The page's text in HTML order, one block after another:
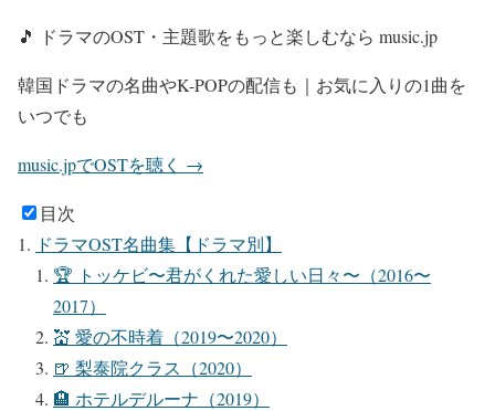
🎵 ドラマのOST・主題歌をもっと楽しむなら music.jp
韓国ドラマの名曲やK-POPの配信も｜お気に入りの1曲を
いつでも
music.jpでOSTを聴く →
目次
ドラマOST名曲集【ドラマ別】
🏆 トッケビ〜君がくれた愛しい日々〜（2016〜
2017）
💒 愛の不時着（2019〜2020）
🍺 梨泰院クラス（2020）
🏨 ホテルデルーナ（2019）